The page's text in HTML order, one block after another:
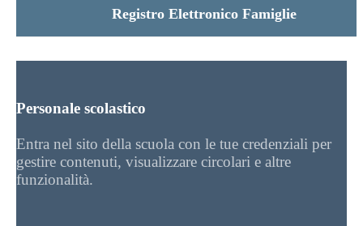
Registro Elettronico Famiglie
Personale scolastico
Entra nel sito della scuola con le tue credenziali per
gestire contenuti, visualizzare circolari e altre
funzionalità.